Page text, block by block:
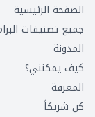
الصفحة الرئيسية
جميع تصنيفات
المدونة
كيف يمكنني؟
المعرفة
كن شريكاً